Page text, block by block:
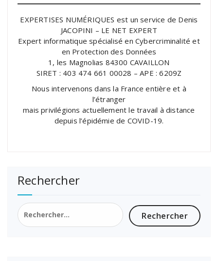
EXPERTISES NUMÉRIQUES est un service de Denis
JACOPINI – LE NET EXPERT
Expert informatique spécialisé en Cybercriminalité et
en Protection des Données
1, les Magnolias 84300 CAVAILLON
SIRET : 403 474 661 00028 – APE : 6209Z
Nous intervenons dans la France entière et à
l’étranger
mais privilégions actuellement le travail à distance
depuis l’épidémie de COVID-19.
Rechercher
Rechercher :